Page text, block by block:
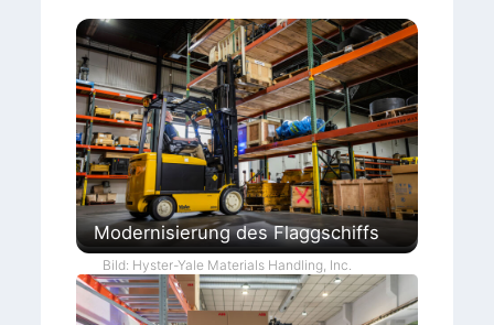
Modernisierung des Flaggschiffs
Bild: Hyster-Yale Materials Handling, Inc.